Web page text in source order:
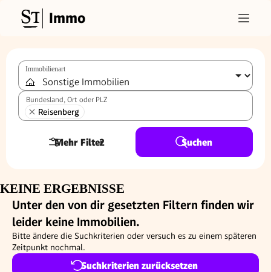
Immo
Immobilienart
Bundesland, Ort oder PLZ
Reisenberg
Mehr Filter
2 Suchen
KEINE ERGEBNISSE
Unter den von dir gesetzten Filtern finden wir
leider keine Immobilien.
Bitte ändere die Suchkriterien oder versuch es zu einem späteren
Zeitpunkt nochmal.
Suchkriterien zurücksetzen